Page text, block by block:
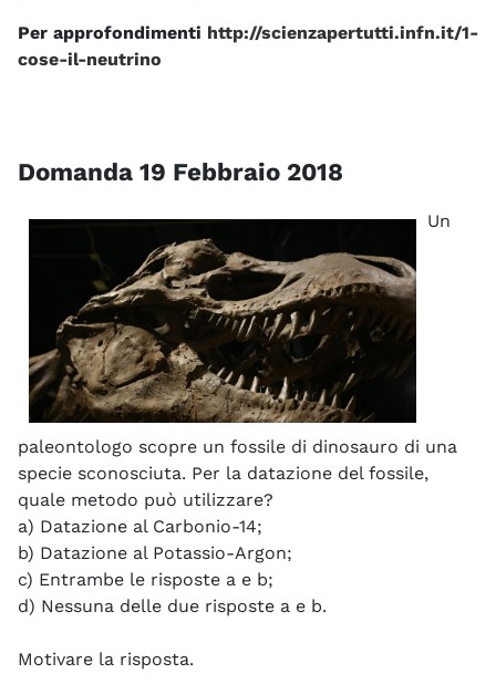
Per approfondimenti http://scienzapertutti.infn.it/1-
cose-il-neutrino
Domanda 19 Febbraio 2018
Un
paleontologo scopre un fossile di dinosauro di una
specie sconosciuta. Per la datazione del fossile,
quale metodo può utilizzare?
a) Datazione al Carbonio-14;
b) Datazione al Potassio-Argon;
c) Entrambe le risposte a e b;
d) Nessuna delle due risposte a e b.
Motivare la risposta.